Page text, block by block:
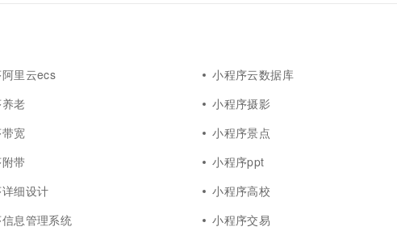
里云ecs
小程序云数据库
老
小程序摄影
宽
小程序景点
带
小程序ppt
细设计
小程序高校
息管理系统 小程序交易